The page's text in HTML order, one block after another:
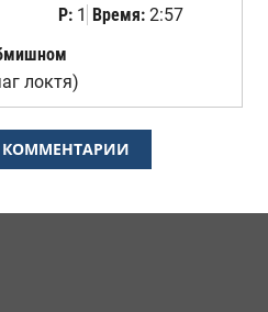
Р:1 Время:2:57
локтя)
КОММЕНТАРИИ